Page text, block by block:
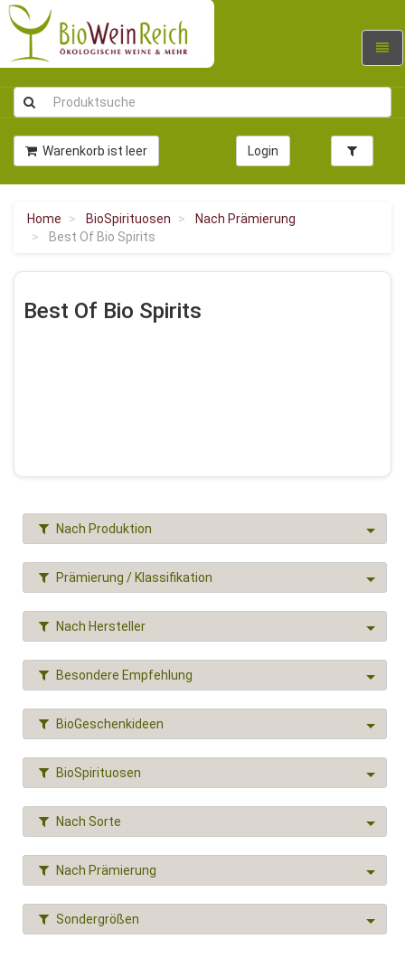
Warenkorb ist leer Login
Home BioSpirituosen
Nach Prämierung
Best Of Bio Spirits
Best Of Bio Spirits
Nach Produktion
Prämierung / Klassifikation
Nach Hersteller
Besondere Empfehlung
BioGeschenkideen
BioSpirituosen
Nach Sorte
Nach Prämierung
Sondergrößen